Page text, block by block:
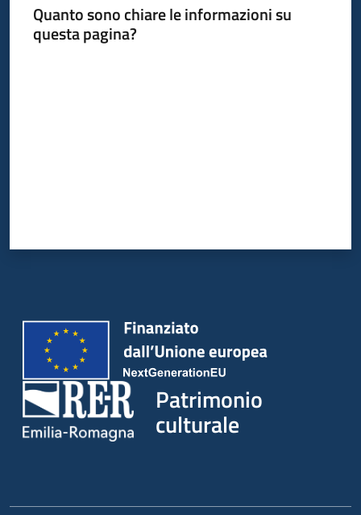
Quanto sono chiare le informazioni su
questa pagina?
Patrimonio
culturale